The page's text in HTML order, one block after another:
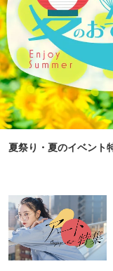
夏祭り・夏のイベント